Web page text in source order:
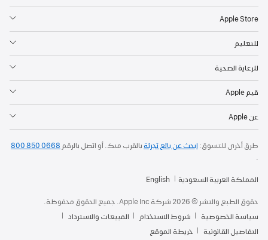
Apple Store
للتعليم
للرعاية الصحية
قيم Apple
عن Apple
طرق أخرى للتسوق: ابحث عن بائع تجزئة بالقرب منك. أو اتصل بالرقم 800 850 0668
.
المملكة العربية السعودية English
حقوق الطبع والنشر © 2026 شركة Apple Inc. جميع الحقوق محفوظة.
سياسة الخصوصية
شروط الاستخدام
المبيعات والاسترداد
التفاصيل القانونية
خريطة الموقع